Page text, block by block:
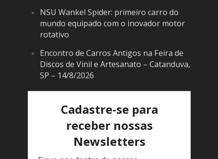
NSU Wankel Spider: primeiro carro do
mundo equipado com o inovador motor
rotativo
Encontro de Carros Antigos na Feira de
Discos de Vinil e Artesanato – Catanduva,
SP – 14/8/2026